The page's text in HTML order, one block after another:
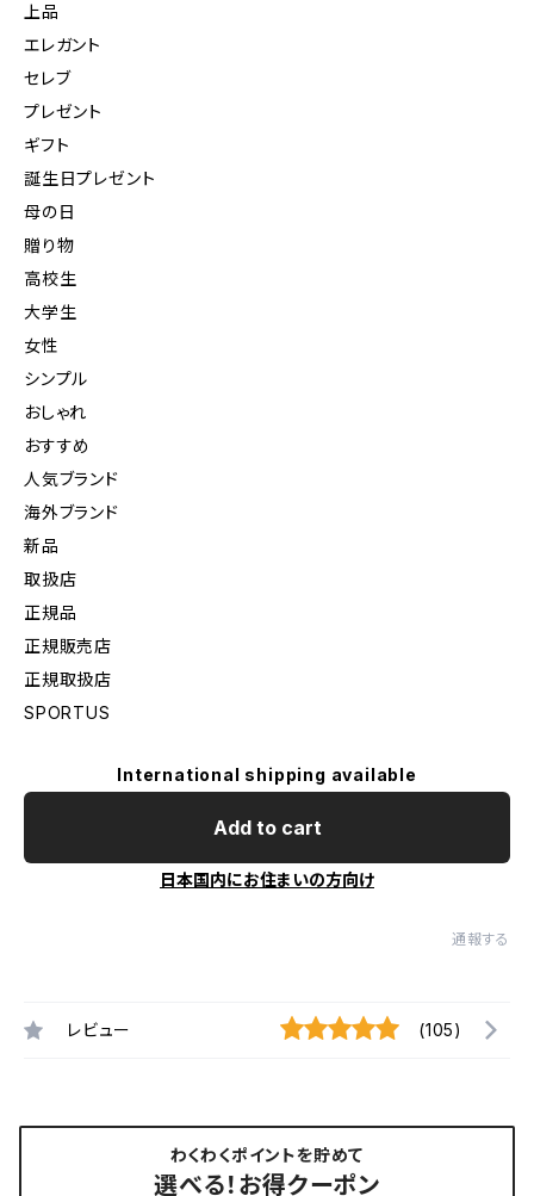
上品
エレガント
セレブ
プレゼント
ギフト
誕生日プレゼント
母の日
贈り物
高校生
大学生
女性
シンプル
おしゃれ
おすすめ
人気ブランド
海外ブランド
新品
取扱店
正規品
正規販売店
正規取扱店
SPORTUS
International shipping available
Add to cart
日本国内にお住まいの方向け
通報する
レビュー (105)
わくわくポイントを貯めて
選べる！お得クーポン